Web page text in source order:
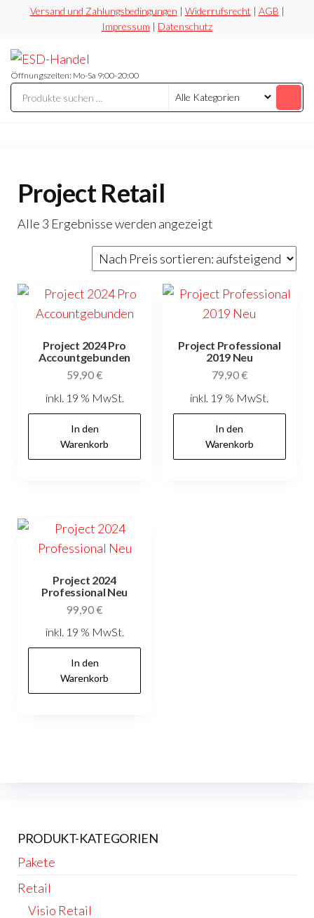
springen
Versand und Zahlungsbedingungen | Widerrufsrecht | AGB |
Impressum | Datenschutz
Handel
Preiswert
Öffnungszeiten: Mo-Sa 9:00-20:00
Project Retail
Alle 3 Ergebnisse werden angezeigt
Preis
sortiert:
Project 2024 Pro
Accountgebunden
59,90€
inkl. 19 % MwSt.
In den
Warenkorb
Project Professional
2019 Neu
79,90€
inkl. 19 % MwSt.
In den
Warenkorb
Project 2024
Professional Neu
99,90€
inkl. 19 % MwSt.
In den
Warenkorb
PRODUKT-KATEGORIEN
Pakete
Retail
Visio Retail